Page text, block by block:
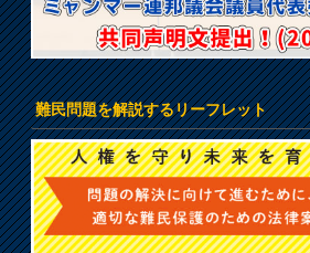
難民問題を解説するリーフレット